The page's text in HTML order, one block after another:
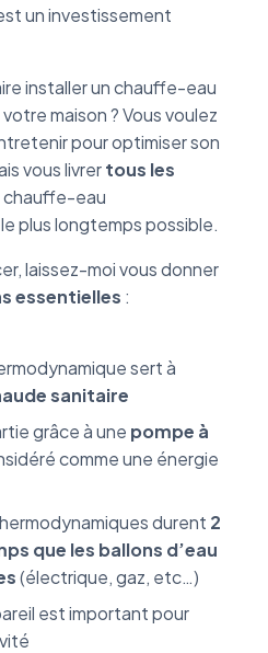
un investissement
installer un chauffe-eau
maison ? Vous voulez
pour optimiser son
vous livrertous les
chauffe-eau
plus longtemps possible.
laissez-moi vous donner
essentielles :
sert à
sanitaire
grâce à une pompe à
comme une énergie
durent 2
que les ballons d’eau
(électrique, gaz, etc…)
est important pour
durée de vie de son
?
d’un chauffe-eau
un plombier-
qu’il est temps de